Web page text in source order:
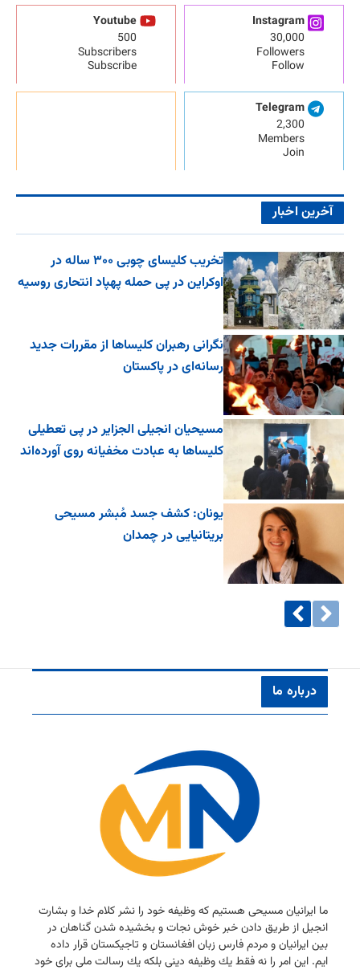
Instagram
30,000
Followers
Follow
Youtube
500
Subscribers
Subscribe
Telegram
2,300
Members
Join
آخرین اخبار
تخریب کلیسای چوبی ۳۰۰ ساله در
اوکراین در پی حمله پهپاد انتحاری روسیه
نگرانی رهبران کلیساها از مقررات جدید
رسانه‌ای در پاکستان
مسیحیان انجیلی الجزایر در پی تعطیلی
کلیساها به عبادت مخفیانه روی آورده‌اند
یونان: کشف جسد مُبشر مسیحی
بریتانیایی در چمدان
درباره ما
ما ایرانیان مسیحی هستیم كه وظیفه خود را نشر كلام خدا و بشارت
انجیل از طریق دادن خبر خوش نجات و بخشیده شدن گناهان در
بین ایرانیان و مردم فارس زبان افغانستان و تاجیكستان قرار داده
ایم. این امر را نه فقط یك وظیفه دینی بلكه یك رسالت ملی برای خود